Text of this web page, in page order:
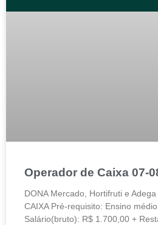
Operador de Caixa 07-
DONA Mercado, Hortifruti e
CAIXA Pré-requisito: Ensino
Salário(bruto): R$ 1.700,00 +